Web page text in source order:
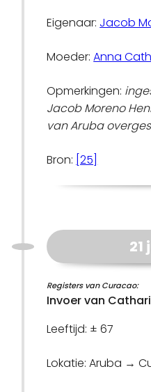
Eigenaar: Jacob
Moeder:Anna
Opmerkingen:
Jacob Moreno
van Aruba
Bron: [25]
21
Registers van Curacao:
Invoer van
Leeftijd: ± 67
Lokatie: Aruba →